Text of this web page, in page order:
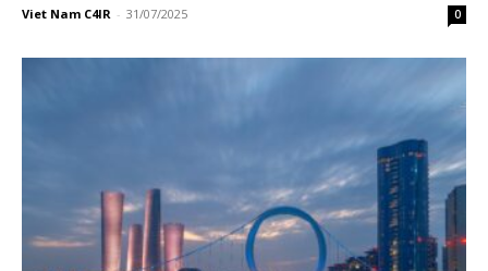
Viet Nam C4IR - 31/07/2025 0